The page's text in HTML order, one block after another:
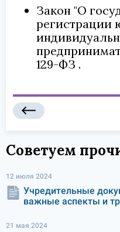
Закон "О
регистрации
129-ФЗ
Советуем
12 июля 2024
Учредительные
важные аспекты и
21 мая 2024